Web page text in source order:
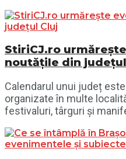
StiriCJ.ro
noutățile din
Calendarul unui județ
organizate în multe
festivaluri, târguri și